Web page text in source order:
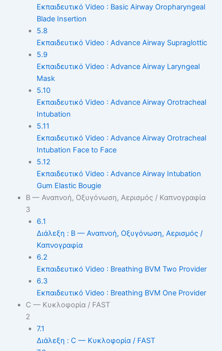
Εκπαιδευτικό Video : Basic Airway Oropharyngeal
Blade Insertion
5.8
Εκπαιδευτικό Video : Advance Airway Supraglottic
5.9
Εκπαιδευτικό Video : Advance Airway Laryngeal
Mask
5.10
Εκπαιδευτικό Video : Advance Airway Orotracheal
Intubation
5.11
Εκπαιδευτικό Video : Advance Airway Orotracheal
Intubation Face to Face
5.12
Εκπαιδευτικό Video : Advance Airway Intubation
Gum Elastic Bougie
B — Αναπνοή, Οξυγόνωση, Αερισμός / Καπνογραφία
3
6.1
Διάλεξη : B — Αναπνοή, Οξυγόνωση, Αερισμός /
Καπνογραφία
6.2
Εκπαιδευτικό Video : Breathing BVM Two Provider
6.3
Εκπαιδευτικό Video : Breathing BVM One Provider
C — Κυκλοφορία / FAST
2
7.1
Διάλεξη : C — Κυκλοφορία / FAST